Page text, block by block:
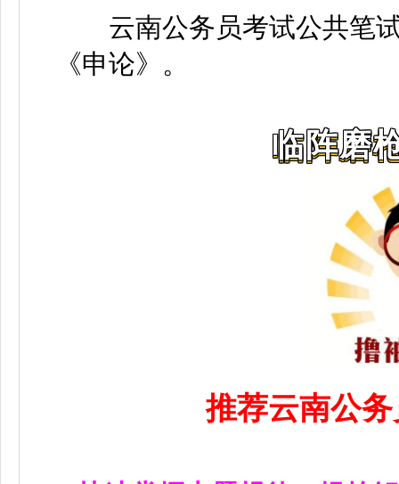
云南公务员考试公共笔
《申论》 。
临阵磨
推荐云南公